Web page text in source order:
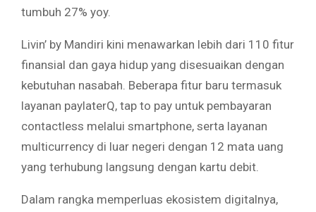
tumbuh 27% yoy.
Livin’ by Mandiri kini menawarkan lebih dari 110 fitur
finansial dan gaya hidup yang disesuaikan dengan
kebutuhan nasabah. Beberapa fitur baru termasuk
layanan paylaterQ, tap to pay untuk pembayaran
contactless melalui smartphone, serta layanan
multicurrency di luar negeri dengan 12 mata uang
yang terhubung langsung dengan kartu debit.
Dalam rangka memperluas ekosistem digitalnya,